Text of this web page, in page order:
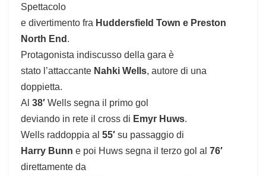
Spettacolo
e divertimento fra Huddersfield Town e Preston
North End .
Protagonista indiscusso della gara è
stato l’attaccante Nahki Wells, autore di una
doppietta.
Al 38′ Wells segna il primo gol
deviando in rete il cross di Emyr Huws.
Wells raddoppia al 55′ su passaggio di
Harry Bunn e poi Huws segna il terzo gol al 76′
direttamente da